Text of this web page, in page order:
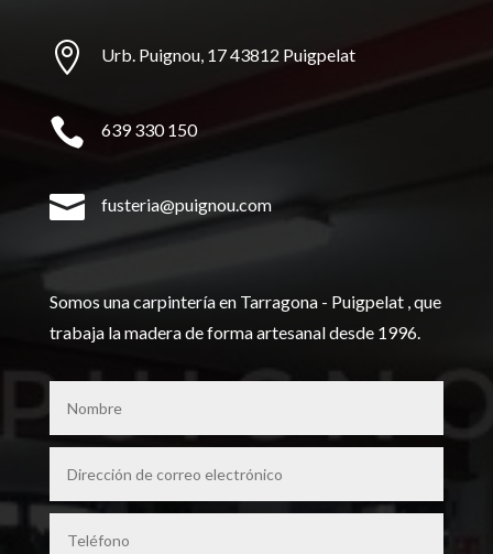
 Urb. Puignou, 17 43812 Puigpelat
 639 330 150
 fusteria@puignou.com
Somos una carpintería en Tarragona - Puigpelat , que
trabaja la madera de forma artesanal desde 1996.